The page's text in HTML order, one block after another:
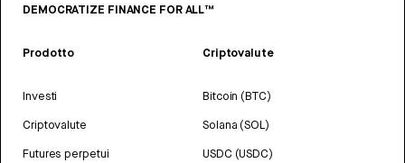
DEMOCRATIZE FINANCE FOR ALL™
Prodotto
Investi
Criptovalute
Futures perpetui
Criptovalute
Bitcoin (BTC)
Solana (SOL)
USDC (USDC)